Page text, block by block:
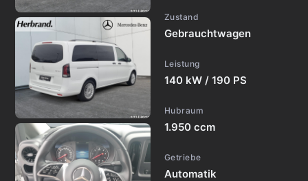
Zustand
Gebrauchtwagen
Leistung
140 kW / 190 PS
Hubraum
1.950 ccm
Getriebe
Automatik